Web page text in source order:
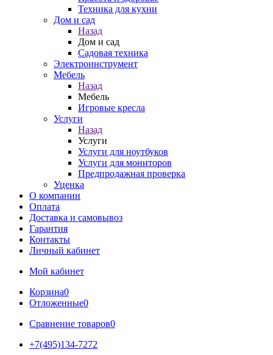
Техника для кухни
Дом и сад
Назад
Дом и сад
Садовая техника
Электроинструмент
Мебель
Назад
Мебель
Игровые кресла
Услуги
Назад
Услуги
Услуги для ноутбуков
Услуги для мониторов
Предпродажная проверка
Уценка
О компании
Оплата
Доставка и самовывоз
Гарантия
Контакты
Личный кабинет
Мой кабинет
Корзина0
Отложенные0
Сравнение товаров0
+7(495)134-7272